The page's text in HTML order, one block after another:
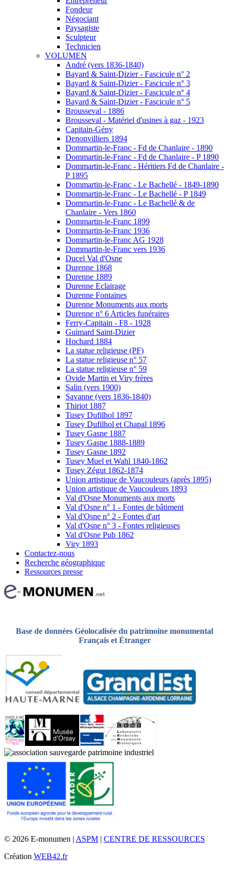
Fondeur
Négociant
Paysagiste
Sculpteur
Technicien
VOLUMEN
André (vers 1836-1840)
Bayard & Saint-Dizier - Fascicule n° 2
Bayard & Saint-Dizier - Fascicule n° 3
Bayard & Saint-Dizier - Fascicule n° 4
Bayard & Saint-Dizier - Fascicule n° 5
Brousseval - 1886
Brousseval - Matériel d'usines à gaz - 1923
Capitain-Gény
Denonvilliers 1894
Dommartin-le-Franc - Fd de Chanlaire - 1890
Dommartin-le-Franc - Fd de Chanlaire - P 1890
Dommartin-le-Franc - Héritiers Fd de Chanlaire -
P 1895
Dommartin-le-Franc - Le Bachellé - 1849-1890
Dommartin-le-Franc - Le Bachellé - P 1849
Dommartin-le-Franc - Le Bachellé & de
Chanlaire - Vers 1860
Dommartin-le-Franc 1899
Dommartin-le-Franc 1936
Dommartin-le-Franc AG 1928
Dommartin-le-Franc vers 1936
Ducel Val d'Osne
Durenne 1868
Durenne 1889
Durenne Eclairage
Durenne Fontaines
Durenne Monuments aux morts
Durenne n° 6 Articles funéraires
Ferry-Capitain - F8 - 1928
Guimard Saint-Dizier
Hochard 1884
La statue religieuse (PF)
La statue religieuse n° 57
La statue religieuse n° 59
Ovide Martin et Viry frères
Salin (vers 1900)
Savanne (vers 1836-1840)
Thiriot 1887
Tusey Dufilhol 1897
Tusey Dufilhol et Chapal 1896
Tusey Gasne 1887
Tusey Gasne 1888-1889
Tusey Gasne 1892
Tusey Muel et Wahl 1840-1862
Tusey Zégut 1862-1874
Union artistique de Vaucouleurs (après 1895)
Union artistique de Vaucouleurs 1893
Val d'Osne Monuments aux morts
Val d'Osne n° 1 - Fontes de bâtiment
Val d'Osne n° 2 - Fontes d'art
Val d'Osne n° 3 - Fontes religieuses
Val d'Osne Pub 1862
Viry 1893
Contactez-nous
Recherche géographique
Ressources presse
Base de données Géolocalisée du patrimoine monumental
Français et Étranger
© 2026 E-monumen | ASPM | CENTRE DE RESSOURCES
Création WEB42.fr